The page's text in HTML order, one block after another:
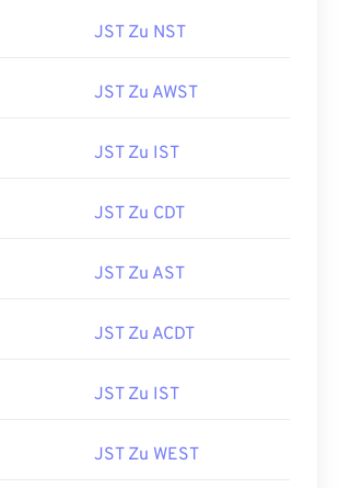
JST Zu NST
JST Zu AWST
JST Zu IST
JST Zu CDT
JST Zu AST
JST Zu ACDT
JST Zu IST
JST Zu WEST